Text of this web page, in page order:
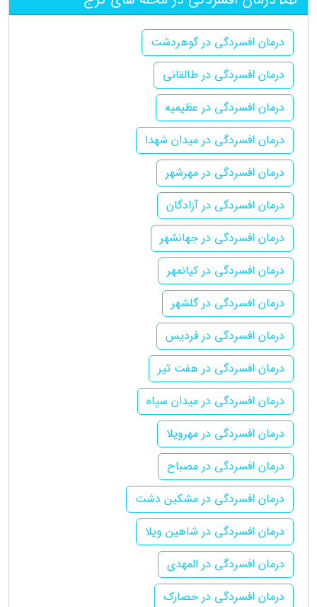
درمان افسردگی در گوهردشت
درمان افسردگی در طالقانی
درمان افسردگی در عظیمیه
درمان افسردگی در میدان شهدا
درمان افسردگی در مهرشهر
درمان افسردگی در آزادگان
درمان افسردگی در جهانشهر
درمان افسردگی در کیانمهر
درمان افسردگی در گلشهر
درمان افسردگی در فردیس
درمان افسردگی در هفت تیر
درمان افسردگی در میدان سپاه
درمان افسردگی در مهرویلا
درمان افسردگی در مصباح
درمان افسردگی در مشکین دشت
درمان افسردگی در شاهین ویلا
درمان افسردگی در المهدی
درمان افسردگی در حصارک